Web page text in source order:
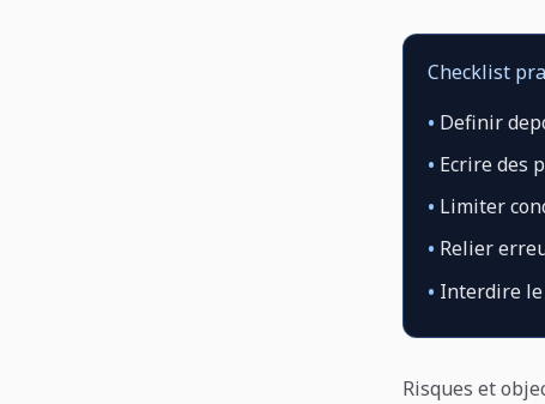
Checklist
• Definir
• Ecrire des
• Limiter
• Relier
• Interdire le
Risques et